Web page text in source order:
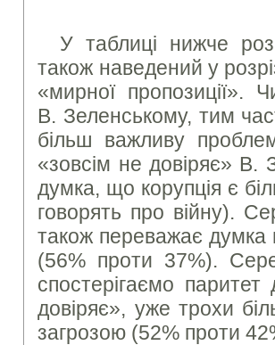
У таблиці нижче
також наведений у
«мирної пропозиції».
В. Зеленському, тим
більш важливу
«зовсім не довіряє»
думка, що корупція є
говорять про війну).
також переважає думка
(56% проти 37%).
спостерігаємо
довіряє», уже трохи
загрозою (52% проти